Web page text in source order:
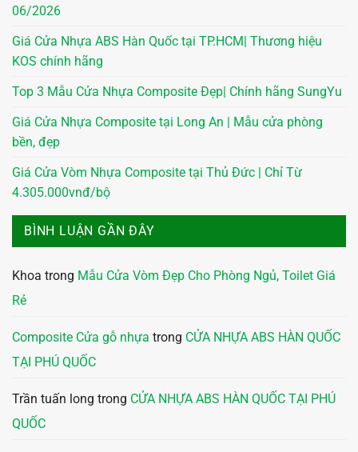
06/2026
Giá Cửa Nhựa ABS Hàn Quốc tại TP.HCM| Thương hiệu
KOS chính hãng
Top 3 Mẫu Cửa Nhựa Composite Đẹp| Chính hãng SungYu
Giá Cửa Nhựa Composite tại Long An | Mẫu cửa phòng
bền, đẹp
Giá Cửa Vòm Nhựa Composite tại Thủ Đức | Chỉ Từ
4.305.000vnđ/bộ
BÌNH LUẬN GẦN ĐÂY
Khoa trong Mẫu Cửa Vòm Đẹp Cho Phòng Ngủ, Toilet Giá
Rẻ
Composite Cửa gỗ nhựa trong CỬA NHỰA ABS HÀN QUỐC
TẠI PHÚ QUỐC
Trần tuấn long trong CỬA NHỰA ABS HÀN QUỐC TẠI PHÚ
QUỐC